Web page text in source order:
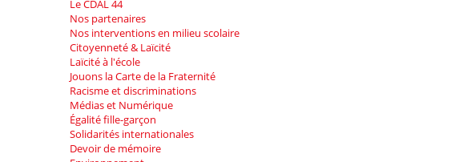
Le CDAL 44
Nos partenaires
Nos interventions en milieu scolaire
Citoyenneté & Laïcité
Laïcité à l'école
Jouons la Carte de la Fraternité
Racisme et discriminations
Médias et Numérique
Égalité fille-garçon
Solidarités internationales
Devoir de mémoire